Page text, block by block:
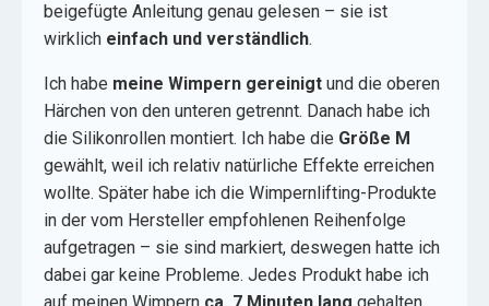
beigefügte Anleitung genau gelesen – sie ist
wirklich einfach und verständlich.
Ich habe meine Wimpern gereinigt und die oberen
Härchen von den unteren getrennt. Danach habe ich
die Silikonrollen montiert. Ich habe die Größe M
gewählt, weil ich relativ natürliche Effekte erreichen
wollte. Später habe ich die Wimpernlifting-Produkte
in der vom Hersteller empfohlenen Reihenfolge
aufgetragen – sie sind markiert, deswegen hatte ich
dabei gar keine Probleme. Jedes Produkt habe ich